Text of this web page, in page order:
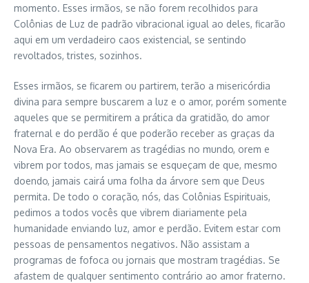
momento. Esses irmãos, se não forem recolhidos para
Colônias de Luz de padrão vibracional igual ao deles, ficarão
aqui em um verdadeiro caos existencial, se sentindo
revoltados, tristes, sozinhos.
Esses irmãos, se ficarem ou partirem, terão a misericórdia
divina para sempre buscarem a luz e o amor, porém somente
aqueles que se permitirem a prática da gratidão, do amor
fraternal e do perdão é que poderão receber as graças da
Nova Era. Ao observarem as tragédias no mundo, orem e
vibrem por todos, mas jamais se esqueçam de que, mesmo
doendo, jamais cairá uma folha da árvore sem que Deus
permita. De todo o coração, nós, das Colônias Espirituais,
pedimos a todos vocês que vibrem diariamente pela
humanidade enviando luz, amor e perdão. Evitem estar com
pessoas de pensamentos negativos. Não assistam a
programas de fofoca ou jornais que mostram tragédias. Se
afastem de qualquer sentimento contrário ao amor fraterno.